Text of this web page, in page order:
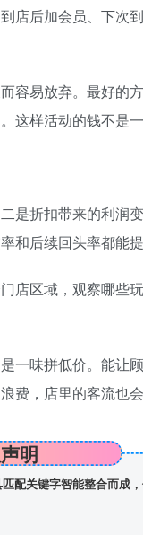
店后加会员、下次
容易放弃。最好的
样活动的钱不是
是折扣带来的利润
和后续回头率都能提
店区域，观察哪些
一味拼低价。能让
费，店里的客流也会
明
关键字智能整合而成